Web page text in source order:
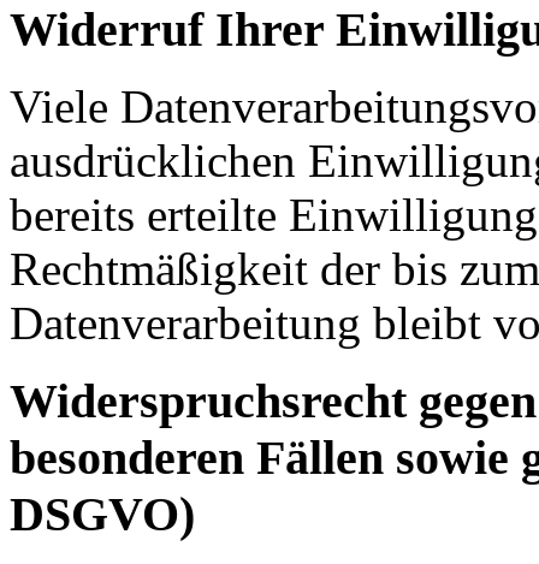
Widerruf Ihrer
Viele
ausdrücklichen
bereits erteilte
Rechtmäßigkeit der bis
Datenverarbeitung bleibt
Widerspruchsrecht
besonderen Fällen
DSGVO)